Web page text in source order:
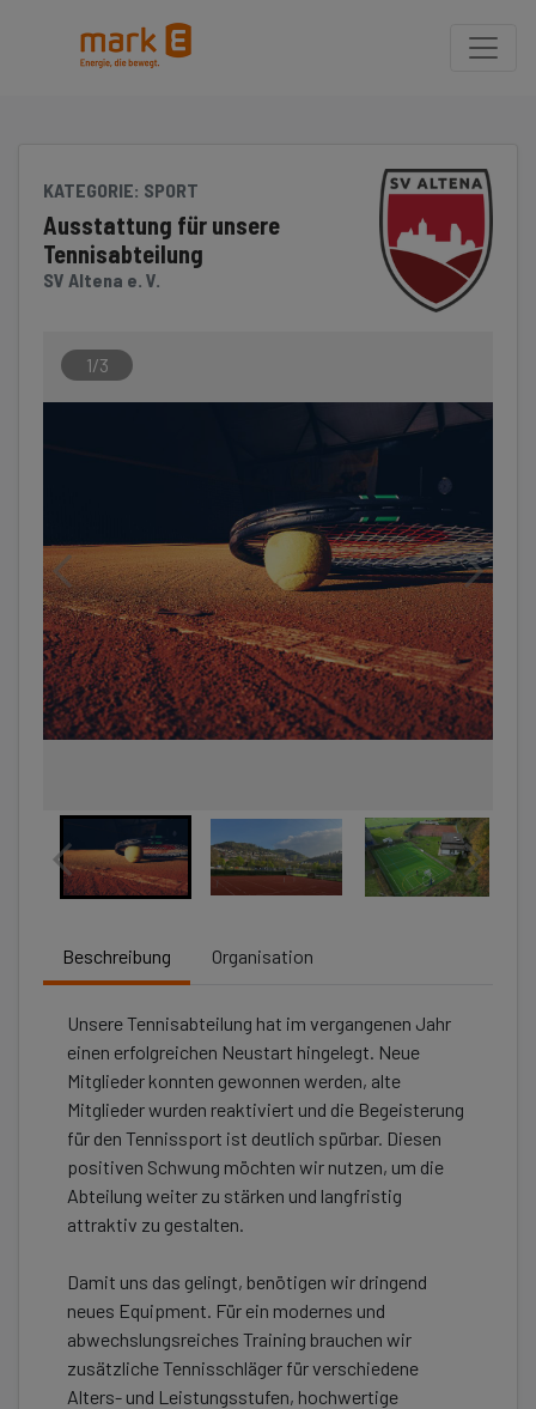
Klicken Sie, um die Navigation zu überspringen und zum Hauptteil
KATEGORIE: SPORT
Ausstattung für unsere
Tennisabteilung
SV Altena e. V.
1/3
Beschreibung Organisation
Unsere Tennisabteilung hat im vergangenen Jahr
einen erfolgreichen Neustart hingelegt. Neue
Mitglieder konnten gewonnen werden, alte
Mitglieder wurden reaktiviert und die Begeisterung
für den Tennissport ist deutlich spürbar. Diesen
positiven Schwung möchten wir nutzen, um die
Abteilung weiter zu stärken und langfristig
attraktiv zu gestalten.
Damit uns das gelingt, benötigen wir dringend
neues Equipment. Für ein modernes und
abwechslungsreiches Training brauchen wir
zusätzliche Tennisschläger für verschiedene
Alters- und Leistungsstufen, hochwertige